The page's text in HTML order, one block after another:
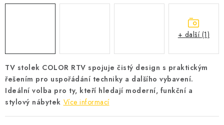
TV stolek COLOR RTV spojuje čistý design s praktickým
řešením pro uspořádání techniky a dalšího vybavení.
Ideální volba pro ty, kteří hledají moderní, funkční a
stylový nábytek Více informací
+ další (1)